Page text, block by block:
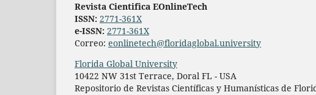
Revista Cientifica EOnlineTech
ISSN: 2771-361X
e-ISSN: 2771-361X
Correo: eonlinetech@floridaglobal.university
Florida Global University
10422 NW 31st Terrace, Doral FL - USA
Repositorio de Revistas Científicas y Humanísticas de